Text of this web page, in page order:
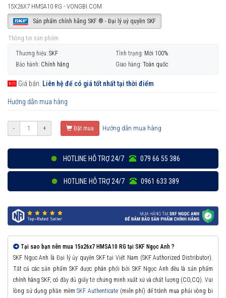
15X26X7 HMSA10 RG - VONGBI.COM
Sản phẩm chính hãng SKF ® - Đại lý uỷ quyền SKF
Thông tin sản phẩm
Thương hiệu: SKF Tình trạng: Mới 100%
Bảo hành: Chính hãng Giao hàng: Toàn quốc
Giá bán: Liên hệ để có giá tốt nhất tại thời điểm
Hướng dẫn mua hàng
- + Đặt mua Hướng dẫn mua hàng
HOTLINE HỖ TRỢ 24/7 079 66 55 386
HOTLINE HỖ TRỢ 24/7 0961 633 389
Tại sao bạn nên mua 15x26x7 HMSA10 RG tại SKF Ngọc Anh ?
SKF Ngọc Anh là Đại lý ủy quyền SKF tại Việt Nam (SKF Authorized Distributor).
Tất cả các sản phẩm SKF được phân phối bởi SKF Ngọc Anh đều là sản phẩm
chính hãng SKF, có đầy đủ giấy tờ chứng minh xuất xứ và chất lượng (CO,CQ). Vui
lòng sử dụng phần mềmSKF Authenticate(miễn phí) để tránh mua phải vòng bi